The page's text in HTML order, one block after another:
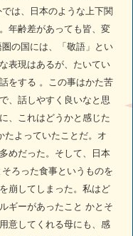
は、日本のような上下関
年齢差があっても皆、変
の国には、「敬語」とい
表現はあるが、たいてい
をする 。この事はかた苦
、話しやすく良いなと思
、これはどうかと感じた
よっていたことだ。オ
めだった。そして、日本
ろった食事というものを
崩してしまった。私はど
ギーがあったこと かとそ
意してくれる母にも、感